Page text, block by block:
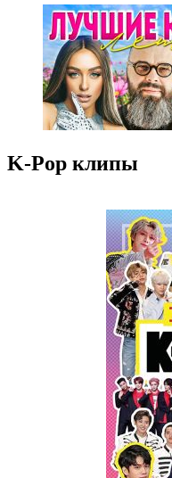
K-Pop клипы